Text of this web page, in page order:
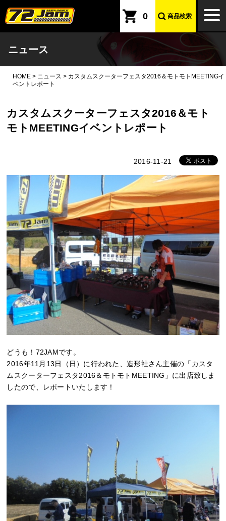
本文へ
0 商品検索
ニュース
HOME > ニュース > カスタムスクーターフェスタ2016＆モトモトMEETINGイ
ベントレポート
カスタムスクーターフェスタ2016＆モト
モトMEETINGイベントレポート
2016-11-21
どうも！72JAMです。
2016年11月13日（日）に行われた、造形社さん主催の「カスタ
ムスクーターフェスタ2016＆モトモトMEETING」に出店致しま
したので、レポートいたします！